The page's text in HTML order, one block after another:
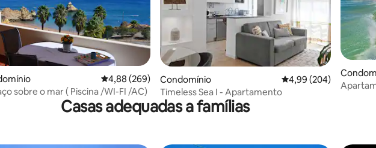
4,98 em 5 estrelas, 318avaliaçõesClassificação média de 4,88 em 5 estrelas, 269avaliações
4,88 (269)
sobre o mar ( Piscina /WI-FI /AC)
Condomínio Classificação média
4,99 (204)
Timeless Sea I - Apartamento
Casas adequadas a famílias